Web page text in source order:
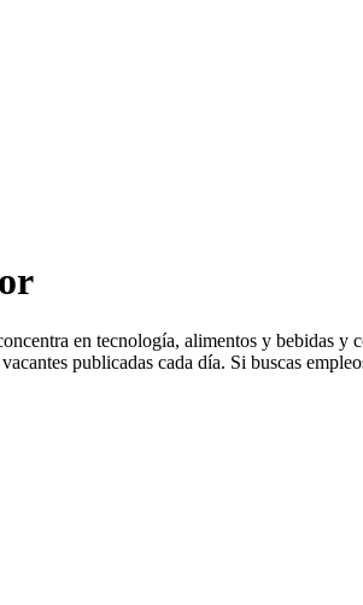
en tecnología, alimentos y bebidas
publicadas cada día. Si buscas